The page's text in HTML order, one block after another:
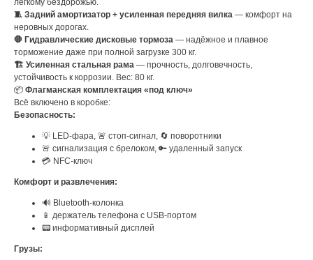
🧵 Задний амортизатор + усиленная передняя вилка — комфорт на
неровных дорогах.
🛑 Гидравлические дисковые тормоза — надёжное и плавное
торможение даже при полной загрузке 300 кг.
🏗 Усиленная стальная рама — прочность, долговечность,
устойчивость к коррозии. Вес: 80 кг.
📦 Флагманская комплектация «под ключ»
Всё включено в коробке:
Безопасность:
💡 LED-фара, 🚨 стоп-сигнал, 🔄 поворотники
🚨 сигнализация с брелоком, 🔑 удаленный запуск
💳 NFC-ключ
Комфорт и развлечения:
🔊 Bluetooth-колонка
📱 держатель телефона с USB-портом
📟 информативный дисплей
Грузы: